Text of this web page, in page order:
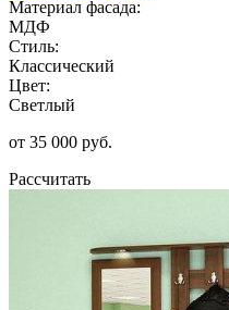
Материал фасада:
МДФ
Стиль:
Классический
Цвет:
Светлый
от 35 000 руб.
Рассчитать